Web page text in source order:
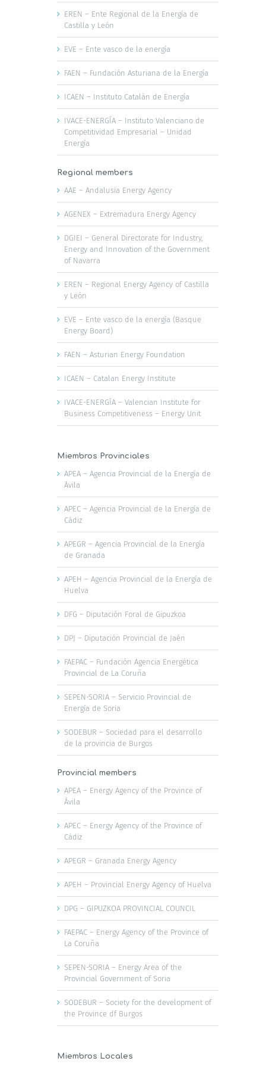
EREN – Ente Regional de la Energía de
Castilla y León
EVE – Ente vasco de la energía
FAEN – Fundación Asturiana de la Energía
ICAEN – Instituto Catalán de Energía
IVACE-ENERGÍA – Instituto Valenciano de
Competitividad Empresarial – Unidad
Energía
Regional members
AAE – Andalusia Energy Agency
AGENEX – Extremadura Energy Agency
DGIEI – General Directorate for Industry,
Energy and Innovation of the Government
of Navarra
EREN – Regional Energy Agency of Castilla
y León
EVE – Ente vasco de la energía (Basque
Energy Board)
FAEN – Asturian Energy Foundation
ICAEN – Catalan Energy Institute
IVACE-ENERGÍA – Valencian Institute for
Business Competitiveness – Energy Unit
Miembros Provinciales
APEA – Agencia Provincial de la Energía de
Ávila
APEC – Agencia Provincial de la Energía de
Cádiz
APEGR – Agencia Provincial de la Energía
de Granada
APEH – Agencia Provincial de la Energía de
Huelva
DFG – Diputación Foral de Gipuzkoa
DPJ – Diputación Provincial de Jaén
FAEPAC – Fundación Agencia Energética
Provincial de La Coruña
SEPEN-SORIA – Servicio Provincial de
Energía de Soria
SODEBUR – Sociedad para el desarrollo
de la provincia de Burgos
Provincial members
APEA – Energy Agency of the Province of
Ávila
APEC – Energy Agency of the Province of
Cádiz
APEGR – Granada Energy Agency
APEH – Provincial Energy Agency of Huelva
DPG – GIPUZKOA PROVINCIAL COUNCIL
FAEPAC – Energy Agency of the Province of
La Coruña
SEPEN-SORIA – Energy Area of the
Provincial Government of Soria
SODEBUR – Society for the development of
the Province df Burgos
Miembros Locales